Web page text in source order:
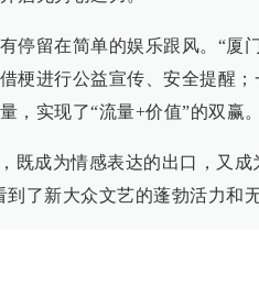
停留在简单的娱乐跟风。“厦
梗进行公益宣传、安全提醒
，实现了“流量+价值”的双赢。
既成为情感表达的出口，又
到了新大众文艺的蓬勃活力和